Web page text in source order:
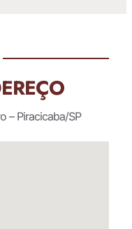
– Piracicaba/SP